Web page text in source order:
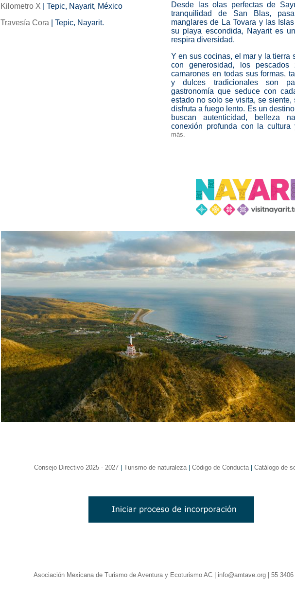
Kilometro X | Tepic, Nayarit, México
Travesía Cora | Tepic, Nayarit.
Desde las olas perfectas de
tranquilidad de San Blas,
manglares de La Tovara y las
su playa escondida, Nayarit es
respira diversidad.
Y en sus cocinas, el mar y la tierra
con generosidad, los pescados
camarones en todas sus formas,
y dulces tradicionales son
gastronomía que seduce con
estado no solo se visita, se siente,
disfruta a fuego lento. Es un
buscan autenticidad, belleza
conexión profunda con la cultura
más.
Consejo Directivo 2025 - 2027 Turismo de naturaleza| Código de Conducta| Catálogo de
Asociación Mexicana de Turismo de Aventura y Ecoturismo AC | info@amtave.org | 55 3406